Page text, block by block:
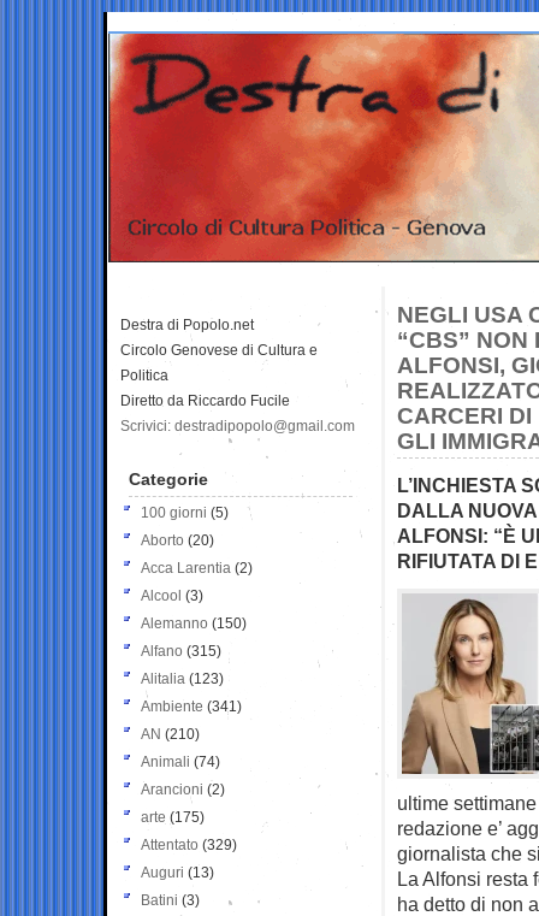
NEGLI USA
“CBS” NON
ALFONSI,
CARCERI
GLI
L’INCHIESTA
DALLA
ALFONSI: “È
RIFIUTATA DI
ultime
redazione e’
giornalista che
La Alfonsi resta
ha detto di non
Destra di Popolo.net
Circolo Genovese di Cultura e
Politica
Diretto da Riccardo Fucile
Scrivici: destradipopolo@gmail.com
Categorie
100 giorni (5)
Aborto (20)
Acca Larentia (2)
Alcool (3)
Alemanno (150)
Alfano (315)
Alitalia (123)
Ambiente (341)
AN (210)
Animali (74)
Arancioni (2)
arte (175)
Attentato (329)
Auguri (13)
Batini (3)